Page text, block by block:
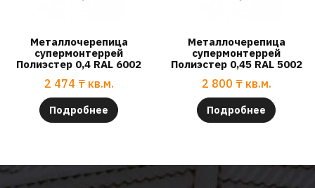
Металлочерепица
супермонтеррей
Полиэстер 0,4 RAL 6002
2 474 ₸ кв.м.
Подробнее
Металлочерепица
супермонтеррей
Полиэстер 0,45 RAL 5002
2 800 ₸ кв.м.
Подробнее